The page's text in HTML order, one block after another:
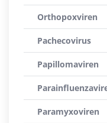
Orthopoxviren
Pachecovirus
Papillomaviren
Paramyxoviren